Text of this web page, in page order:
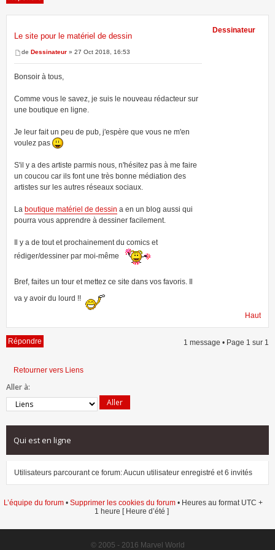
Le site pour le matériel de dessin
de Dessinateur » 27 Oct 2018, 16:53
Bonsoir à tous,
Comme vous le savez, je suis le nouveau rédacteur sur
une boutique en ligne.
Je leur fait un peu de pub, j'espère que vous ne m'en
voulez pas
S'il y a des artiste parmis nous, n'hésitez pas à me faire
un coucou car ils font une très bonne médiation des
artistes sur les autres réseaux sociaux.
La boutique matériel de dessin a en un blog aussi qui
pourra vous apprendre à dessiner facilement.
Il y a de tout et prochainement du comics et
rédiger/dessiner par moi-même
Bref, faites un tour et mettez ce site dans vos favoris. Il
va y avoir du lourd !!
Dessinateur
Haut
Répondre 1 message • Page 1 sur 1
Retourner vers Liens
Aller à:
Qui est en ligne
Utilisateurs parcourant ce forum: Aucun utilisateur enregistré et 6 invités
L’équipe du forum• Supprimer les cookies du forum• Heures au format UTC +
1 heure [ Heure d’été ]
© 2005 - 2016 Marvel World